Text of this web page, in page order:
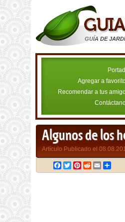
GUÍA DE
Agregar a
Recomendar a tus
Algunos de los
Artículo Publicado el
Facebook
TwitterPinterest
RedditEmail